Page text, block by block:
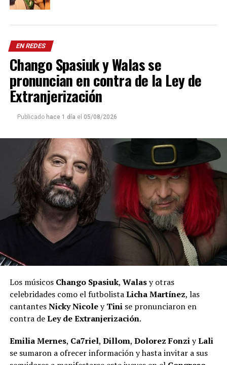
EN REDES
Chango Spasiuk y Walas se
pronuncian en contra de la Ley de
Extranjerización
Publicado hace 1 día el 05/08/2026
Los músicos Chango Spasiuk, Walasy otras
celebridades como el futbolistaLicha Martínez, las
cantantesNicky NicoleyTinise pronunciaron en
contra deLey de Extranjerización.
Emilia Mernes, Ca7riel, Dillom, Dolorez FonziyLali
se sumaron a ofrecer información y hasta invitar a sus